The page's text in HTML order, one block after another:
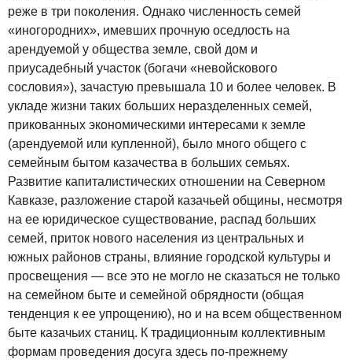
реже в три поколения. Однако численность семей
«иногородних», имевших прочную оседлость на
арендуемой у общества земле, свой дом и
приусадебный участок (богачи «невойскового
сословия»), зачастую превышала 10 и более человек. В
укладе жизни таких больших неразделенных семей,
прикованных экономическими интересами к земле
(арендуемой или купленной), было много общего с
семейным бытом казачества в больших семьях.
Развитие капиталистических отношении на Северном
Кавказе, разложение старой казачьей общины, несмотря
на ее юридическое существование, распад больших
семей, приток нового населения из центральных и
южных районов страны, влияние городской культуры и
просвещения — все это не могло не сказаться не только
на семейном быте и семейной обрядности (общая
тенденция к ее упрощению), но и на всем общественном
быте казачьих станиц. К традиционным коллективным
формам проведения досуга здесь по-прежнему